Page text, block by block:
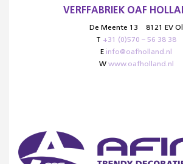
VERFFABRIEK OAF
De Meente 13
8121 EV
T +31 (0)570 – 56 38 38
E info@oafholland.nl
W www.oafholland.nl